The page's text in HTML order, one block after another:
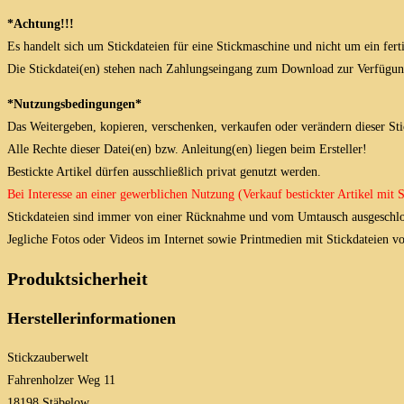
*Achtung!!!
Es handelt sich um Stickdateien für eine Stickmaschine und nicht um ein
Die Stickdatei(en) stehen nach Zahlungseingang zum Download zur
*Nutzungsbedingungen*
Das Weitergeben, kopieren, verschenken, verkaufen oder verändern dieser
Alle Rechte dieser Datei(en) bzw. Anleitung(en) liegen beim Ersteller!
Bestickte Artikel dürfen ausschließlich privat genutzt werden.
Bei Interesse an einer gewerblichen Nutzung (Verkauf bestickter Artikel
Stickdateien sind immer von einer Rücknahme und vom Umtausch
Jegliche Fotos oder Videos im Internet sowie Printmedien mit Stickdateien
Produktsicherheit
Herstellerinformationen
Stickzauberwelt
Fahrenholzer Weg 11